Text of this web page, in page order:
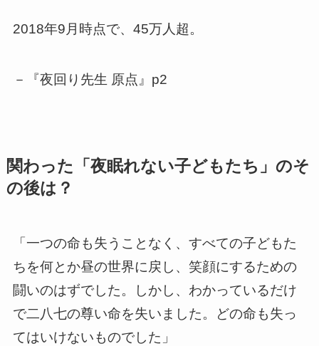
2018年9月時点で、45万人超。
－『夜回り先生 原点』p2
関わった「夜眠れない子どもたち」のそ
の後は？
「一つの命も失うことなく、すべての子どもた
ちを何とか昼の世界に戻し、笑顔にするための
闘いのはずでした。しかし、わかっているだけ
で二八七の尊い命を失いました。どの命も失っ
てはいけないものでした」